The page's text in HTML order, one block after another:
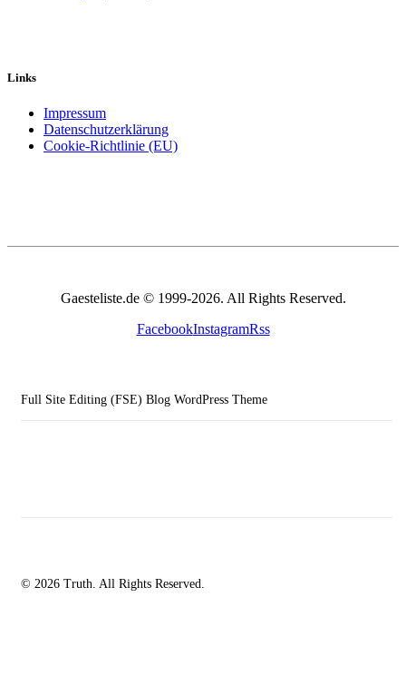
Links
Impressum
Datenschutzerklärung
Cookie-Richtlinie (EU)
Gaesteliste.de © 1999-2026. All Rights Reserved.
FacebookInstagramRss
Full Site Editing (FSE) Blog WordPress Theme
© 2026 Truth. All Rights Reserved.